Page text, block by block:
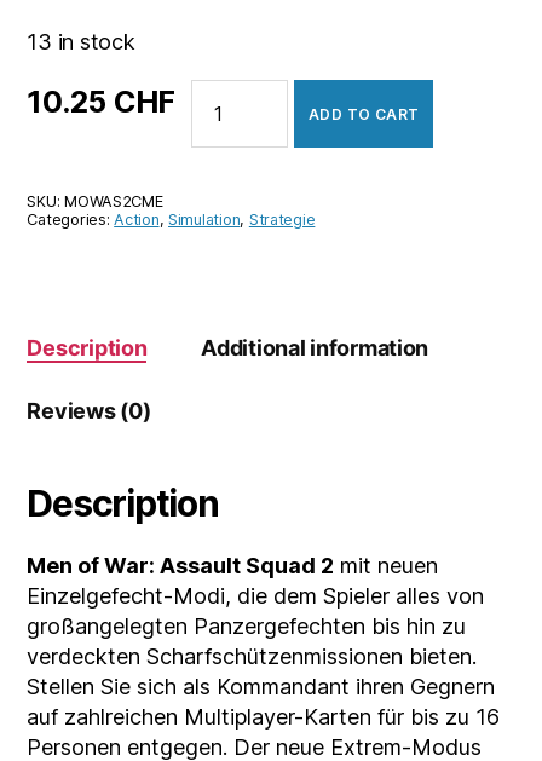
13 in stock
10.25 CHF
War:
Squad
ADD TO CART
SKU:MOWAS2CME
Categories:Action,Simulation, Strategie
Description Additional information
Reviews (0)
Description
Men of War: Assault Squad 2 mit neuen
Einzelgefecht-Modi, die dem Spieler alles von
großangelegten Panzergefechten bis hin zu
verdeckten Scharfschützenmissionen bieten.
Stellen Sie sich als Kommandant ihren Gegnern
auf zahlreichen Multiplayer-Karten für bis zu 16
Personen entgegen. Der neue Extrem-Modus